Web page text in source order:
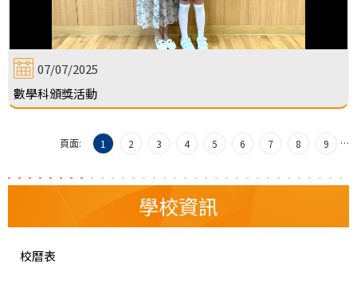
07/07/2025
數學科頒獎活動
頁面: 1 2 3 4 5 6 7 8 9 …
學校資訊
校曆表